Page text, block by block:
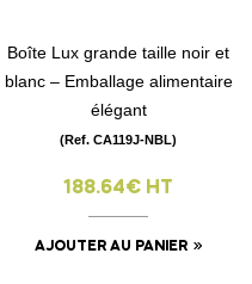
Boîte Lux grande taille noir et
blanc – Emballage alimentaire
élégant
(Ref. CA119J-NBL)
188.64€ HT
AJOUTER AU PANIER